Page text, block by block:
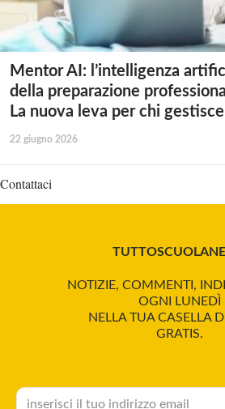
Mentor AI: l’intelligenza
della preparazione
La nuova leva per chi
22 giugno 2026
Contattaci
NOTIZIE, COMMENTI,
OGNI LUNEDÌ
NELLA TUA CASELLA
GRATIS.